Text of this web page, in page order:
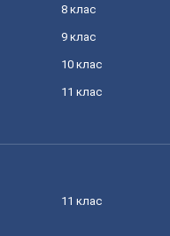
8 клас
9 клас
10 клас
11 клас
11 клас